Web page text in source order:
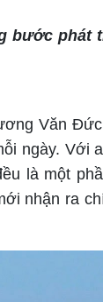
bước phát
Văn
ngày. Với
là một
nhận ra